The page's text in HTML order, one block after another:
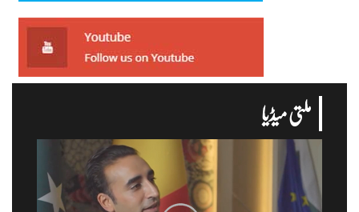
ملتی میڈیا